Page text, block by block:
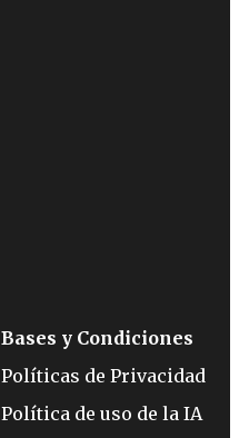
Bases y Condiciones
Políticas de Privacidad
Política de uso de la IA